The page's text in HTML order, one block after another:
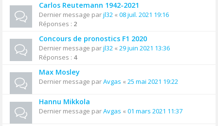
Carlos Reutemann 1942-2021
Dernier message parjl32 « 08 juil. 2021 19:16
Réponses : 2
Concours de pronostics F1 2020
Dernier message parjl32 « 29 juin 2021 13:36
Réponses : 4
Max Mosley
Dernier message parAvgas « 25 mai 2021 19:22
Hannu Mikkola
Dernier message parAvgas « 01 mars 2021 11:37